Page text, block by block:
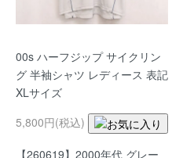
00s ハーフジップ サイクリン
グ 半袖シャツ レディース 表記
XLサイズ
5,800円(税込)
【260619】2000年代 グレー